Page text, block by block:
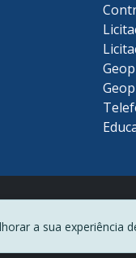
a sua experiência